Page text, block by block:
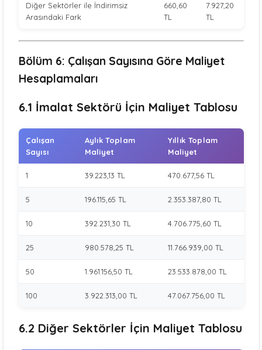
Diğer Sektörler ile İndirimsiz
Arasındaki Fark
660,60
TL
7.927,20
TL
Bölüm 6: Çalışan Sayısına Göre Maliyet
Hesaplamaları
6.1 İmalat Sektörü İçin Maliyet Tablosu
Çalışan
Sayısı
Aylık Toplam
Maliyet
Yıllık Toplam
Maliyet
1 39.223,13 TL 470.677,56 TL
5 196.115,65 TL 2.353.387,80 TL
10 392.231,30 TL 4.706.775,60 TL
25 980.578,25 TL 11.766.939,00 TL
50 1.961.156,50 TL 23.533.878,00 TL
100 3.922.313,00 TL 47.067.756,00 TL
6.2 Diğer Sektörler İçin Maliyet Tablosu